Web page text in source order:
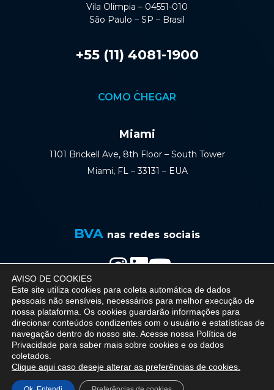
AVISO DE COOKIES
Este site utiliza cookies para coleta automática de dados
pessoais não sensíveis, necessários para melhor execução de
nossa plataforma. Os cookies guardarão informações para
direcionar conteúdos condizentes com o usuário e estatísticas de
navegação dentro do nosso site. Acesse nossa Política de
Privacidade para saber mais sobre cookies e os dados
coletados.
Clique aqui caso deseje alterar as preferências de cookies.
Vila Olímpia – 04551-010
São Paulo – SP – Brasil
+55 (11) 4081-1900
COMO CHEGAR
Miami
1101 Brickell Ave, 8th Floor – South Tower
Miami, FL – 33131 – EUA
BVA nas redes sociais
Política de Privacidade
© 2026 BVA - Barreto Veiga Advogados - All
Desenvolvido por - Simbiox